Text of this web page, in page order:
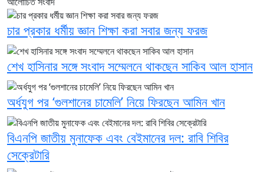
চার প্রকার ধর্মীয় জ্ঞান শিক্ষা করা সবার জন্য ফরজ
শেখ হাসিনার সঙ্গে সংবাদ সম্মেলনে থাকছেন সাকিব আল হাসান
অর্ধযুগ পর ‘গুলশানের চামেলি’ নিয়ে ফিরছেন আমিন খান
বিএনপি জাতীয় মুনাফেক এবং বেইমানের দল: রাবি শিবির
সেক্রেটারি